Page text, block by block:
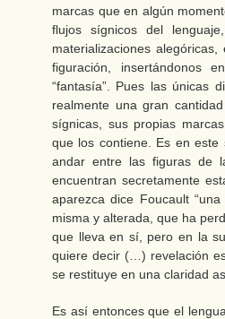
marcas que en algún
flujos sígnicos del
materializaciones
figuración, insertándonos
“fantasía”. Pues las únicas
realmente una gran
sígnicas, sus propias
que los contiene. Es en
andar entre las figuras de
encuentran secretamente
aparezca dice Foucault
misma y alterada, que ha
que lleva en sí, pero en la
quiere decir (…) revelación
se restituye en una claridad
Es así entonces que el